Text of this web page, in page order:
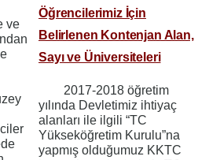
ve
Öğrencilerimiz İçin
Belirlenen Kontenjan Alan,
Sayı ve Üniversiteleri
2017-2018 öğretim
yılında Devletimiz ihtiyaç
alanları ile ilgili “TC
Yükseköğretim Kurulu”na
yapmış olduğumuz KKTC